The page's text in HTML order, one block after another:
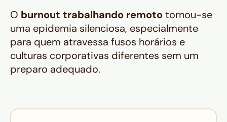
O burnout trabalhando remototornou-se
uma epidemia silenciosa, especialmente
para quem atravessa fusos horários e
culturas corporativas diferentes sem um
preparo adequado.